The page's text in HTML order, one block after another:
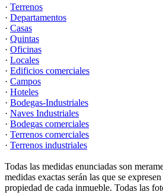
· Terrenos
· Departamentos
· Casas
· Quintas
· Oficinas
· Locales
· Edificios comerciales
· Campos
· Hoteles
· Bodegas-Industriales
· Naves Industriales
· Bodegas comerciales
· Terrenos comerciales
· Terrenos industriales
Todas las medidas enunciadas son
medidas exactas serán las que se
propiedad de cada inmueble. Todas las